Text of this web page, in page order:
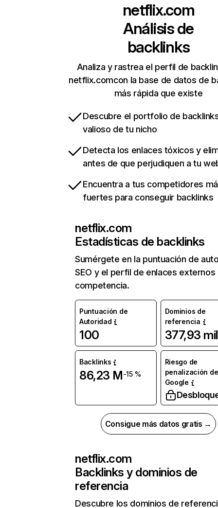
netflix.com
Análisis de
backlinks
Analiza y rastrea el perfil de
netflix.comcon la base de datos de
más rápida que existe
Descubre el portfolio de
valioso de tu nicho
Detecta los enlaces tóxicos y
antes de que perjudiquen a tu
Encuentra a tus competidores
fuertes para conseguir backlinks
netflix.com
Estadísticas de backlinks
Sumérgete en la puntuación de
SEO y el perfil de enlaces externos
competencia.
Puntuación de
Autoridad
100
Dominios de
referencia
377,93 mil
Backlinks
86,23 M-15 %
Riesgo de
penalización de
Google
Consigue más datos gratis →
netflix.com
Backlinks y dominios de
referencia
Descubre los dominios de